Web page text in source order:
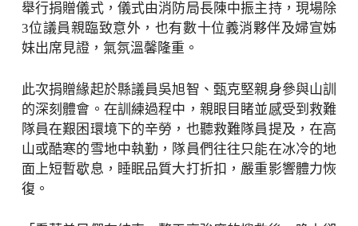
舉行捐贈儀式，儀式由消防局長陳中振主持，現場除
3位議員親臨致意外，也有數十位義消夥伴及婦宣姊
妹出席見證，氣氛溫馨隆重。
此次捐贈緣起於縣議員吳旭智、甄克堅親身參與山訓
的深刻體會。在訓練過程中，親眼目睹並感受到救難
隊員在艱困環境下的辛勞，也聽救難隊員提及，在高
山或酷寒的雪地中執勤，隊員們往往只能在冰冷的地
面上短暫歇息，睡眠品質大打折扣，嚴重影響體力恢
復。